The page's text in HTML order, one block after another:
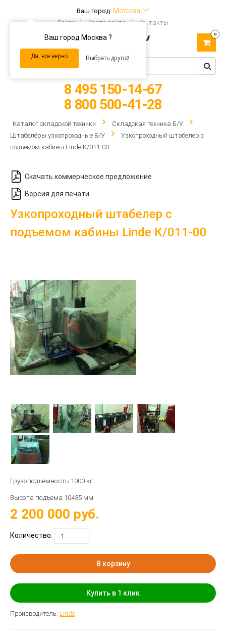
Ваш город: Москва
Ваш город Москва ?
Да, все верно Выбрать другой
Войти Карта сайта Контакты
navigation
0
8 495 150-14-67
8 800 500-41-28
Каталог складской техники
Складская техника Б/У
Штабелёры узкопроходные Б/У
Узкопроходный штабелер с
подъемом кабины Linde К/011-00
Скачать коммерческое предложение
Версия для печати
Узкопроходный штабелер с
подъемом кабины Linde К/011-00
Грузоподъемность 1000 кг
Высота подъема 10435 мм
2 200 000 руб.
Количество:
В корзину
Купить в 1 клик
Производитель: Linde